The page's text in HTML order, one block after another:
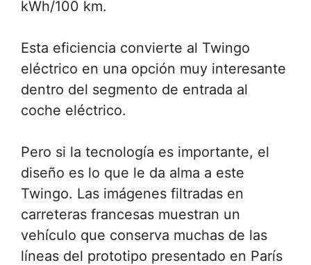
kWh/100 km.
Esta eficiencia convierte al Twingo
eléctrico en una opción muy interesante
dentro del segmento de entrada al
coche eléctrico.
Pero si la tecnología es importante, el
diseño es lo que le da alma a este
Twingo. Las imágenes filtradas en
carreteras francesas muestran un
vehículo que conserva muchas de las
líneas del prototipo presentado en París